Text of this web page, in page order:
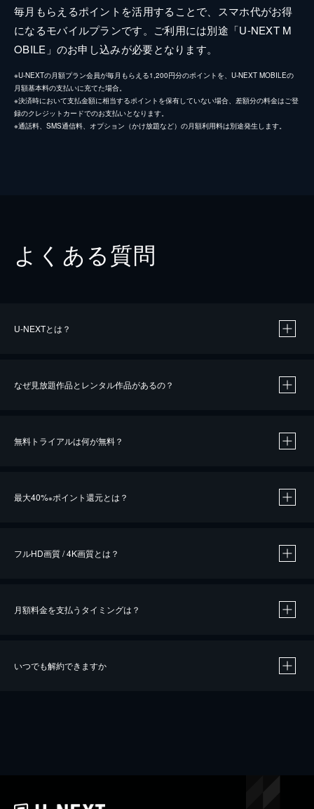
毎月もらえるポイントを活用することで、スマホ代がお得
になるモバイルプランです。ご利用には別途「U-NEXT M
OBILE」のお申し込みが必要となります。
※U-NEXTの月額プラン会員が毎月もらえる1,200円分のポイントを、U-NEXT MOBILEの
月額基本料の支払いに充てた場合。
※決済時において支払金額に相当するポイントを保有していない場合、差額分の料金はご登
録のクレジットカードでのお支払いとなります。
※通話料、SMS通信料、オプション（かけ放題など）の月額利用料は別途発生します。
よくある質問
U-NEXTとは？
なぜ見放題作品とレンタル作品があるの？
無料トライアルは何が無料？
最大40%※ポイント還元とは？
※40％ポイント還元の対象は、クレジットカード決済による作品の購入 / レンタルです。
iOSアプリのUコイン決済による作品の購入 / レンタルは、20％のポイント還元です。
フルHD画質 / 4K画質とは？
月額料金を支払うタイミングは？
いつでも解約できますか